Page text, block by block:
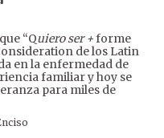
“Quiero ser +forme
de los Latin
en la enfermedad de
familiar y hoy se
para miles de